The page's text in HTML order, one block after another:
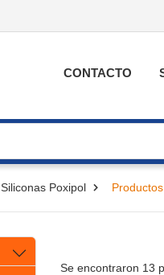
CONTACTO
Siliconas Poxipol Productos
Se encontraron 13